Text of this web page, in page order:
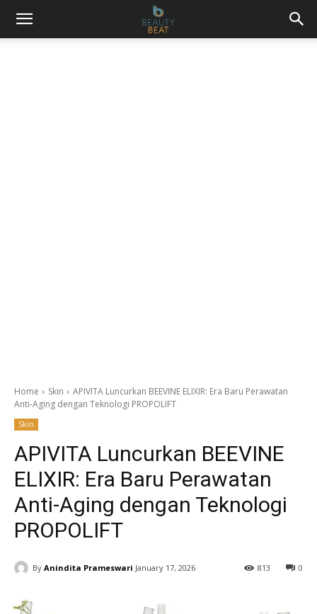
Home Skin
APIVITA Luncurkan BEEVINE ELIXIR: Era Baru Perawatan
Anti-Aging dengan Teknologi PROPOLIFT
Skin
APIVITA Luncurkan BEEVINE
ELIXIR: Era Baru Perawatan
Anti-Aging dengan Teknologi
PROPOLIFT
By Anindita Prameswari January 17, 2026 0
813